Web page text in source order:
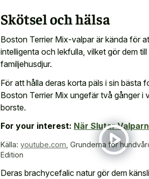
Skötsel och hälsa
Boston Terrier Mix-valpar är kända för
intelligenta och lekfulla, vilket gör dem
familjehusdjur.
För att hålla deras korta päls i sin bästa
Boston Terrier Mix ungefär två gånger i
borste.
For your interest: När Slutar
Källa: youtube.com Grunderna för
Edition
Deras brachycefalic natur gör dem